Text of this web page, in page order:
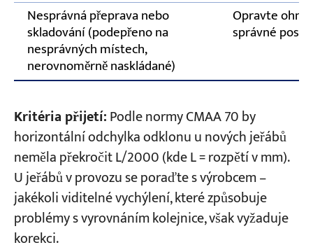
Nesprávná přeprava nebo
skladování (podepřeno na
nesprávných místech,
nerovnoměrně naskládané)
Opravte
správné
Kritéria přijetí:Podle normy CMAA 70 by
horizontální odchylka odklonu u nových jeřábů
neměla překročit L/2000 (kde L = rozpětí v mm).
U jeřábů v provozu se poraďte s výrobcem –
jakékoli viditelné vychýlení, které způsobuje
problémy s vyrovnáním kolejnice, však vyžaduje
korekci.